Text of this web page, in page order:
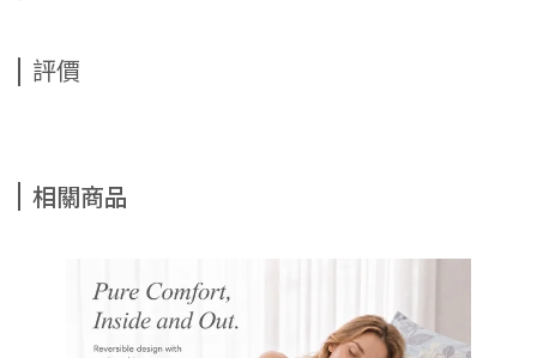
評價
相關商品